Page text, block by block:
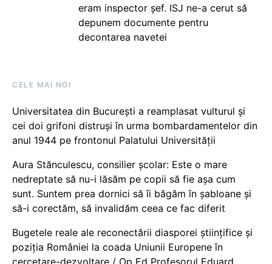
eram inspector șef. ISJ ne-a cerut să
depunem documente pentru
decontarea navetei
CELE MAI NOI
Universitatea din București a reamplasat vulturul și
cei doi grifoni distruși în urma bombardamentelor din
anul 1944 pe frontonul Palatului Universității
Aura Stănculescu, consilier școlar: Este o mare
nedreptate să nu-i lăsăm pe copii să fie așa cum
sunt. Suntem prea dornici să îi băgăm în șabloane și
să-i corectăm, să invalidăm ceea ce fac diferit
Bugetele reale ale reconectării diasporei științifice și
poziția României la coada Uniunii Europene în
cercetare-dezvoltare / Op Ed Profesorul Eduard